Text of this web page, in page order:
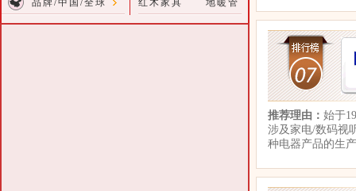
品牌/中国/全球 红木家具 地暖管
推荐理由： 始于
涉及家电/数码视
种电器产品的生